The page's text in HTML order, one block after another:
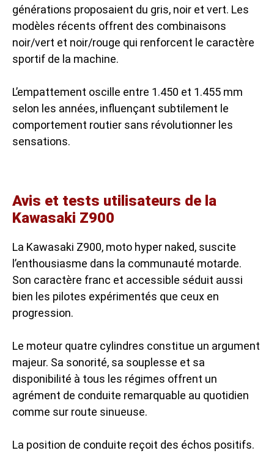
générations proposaient du gris, noir et vert. Les
modèles récents offrent des combinaisons
noir/vert et noir/rouge qui renforcent le caractère
sportif de la machine.
L’empattement oscille entre 1.450 et 1.455 mm
selon les années, influençant subtilement le
comportement routier sans révolutionner les
sensations.
Avis et tests utilisateurs de la
Kawasaki Z900
La Kawasaki Z900, moto hyper naked, suscite
l’enthousiasme dans la communauté motarde.
Son caractère franc et accessible séduit aussi
bien les pilotes expérimentés que ceux en
progression.
Le moteur quatre cylindres constitue un argument
majeur. Sa sonorité, sa souplesse et sa
disponibilité à tous les régimes offrent un
agrément de conduite remarquable au quotidien
comme sur route sinueuse.
La position de conduite reçoit des échos positifs.